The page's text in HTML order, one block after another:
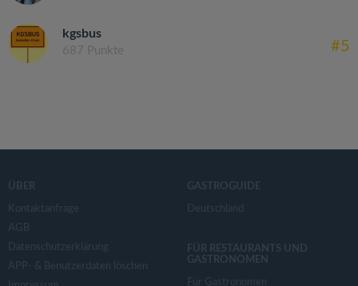
kgsbus
687 Punkte #5
ÜBER
Kontaktanfrage
AGB
Datenschutzerklärung
APP- & Benutzerdaten löschen
GASTROGUIDE
Deutschland
FÜR RESTAURANTS UND
GASTRONOMEN
Für Gastronomen